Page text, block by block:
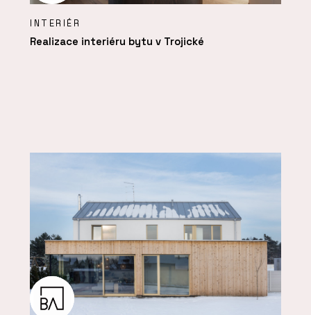
INTERIÉR
Realizace interiéru bytu v Trojické